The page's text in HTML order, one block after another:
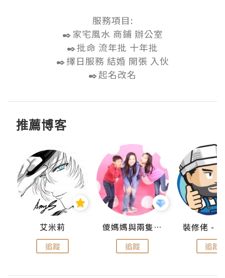
服務項目:
✒️家宅風水 商鋪 辦公室
✒️批命 流年批 十年批
✒️擇日服務 結婚 開張 入伙
✒️起名改名
推薦博客
艾米莉
追蹤
儍媽媽與兩隻小魔怪之家
追蹤 追蹤